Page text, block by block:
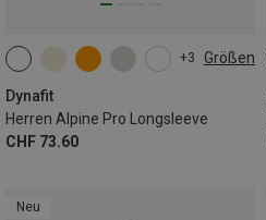
+3 Größen
Dynafit
Herren Alpine Pro Longsleeve
CHF 73.60
S L XL XXL
Neu